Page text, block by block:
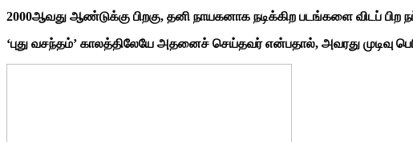
2000ஆவது ஆண்டுக்கு பிறகு, தனி நாயகனாக நடிக்கிற படங்களை விடப் பிற
‘புது வசந்தம்’ காலத்திலேயே அதனைச் செய்தவர் என்பதால், அவரது முடிவு